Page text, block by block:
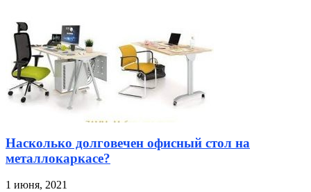
Насколько долговечен офисный стол на
металлокаркасе?
1 июня, 2021